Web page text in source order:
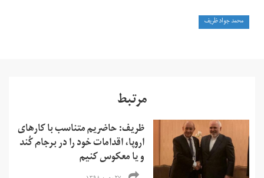
محمد جواد ظریف
مرتبط
ظریف: حاضریم متناسب با کارهای
اروپا، اقدامات خود را در برجام کُند
و یا معکوس کنیم